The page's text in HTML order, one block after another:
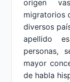
origen
migratorios
diversos
apellido
personas,
mayor
de habla